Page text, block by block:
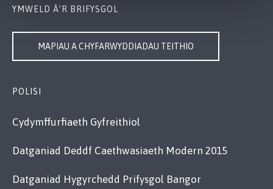
YMWELD Â’R BRIFYSGOL
MAPIAU A CHYFARWYDDIADAU TEITHIO
POLISI
Cydymffurfiaeth Gyfreithiol
Datganiad Deddf Caethwasiaeth Modern 2015
Datganiad Hygyrchedd Prifysgol Bangor